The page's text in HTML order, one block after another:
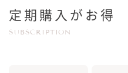
定期購入がお得
SUBSCRIPTION